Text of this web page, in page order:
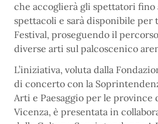
che accoglierà gli spettatori fino
spettacoli e sarà disponibile per
Festival, proseguendo il
diverse arti sul palcoscenico
L’iniziativa, voluta dalla
di concerto con la
Arti e Paesaggio per le province
Vicenza, è presentata in